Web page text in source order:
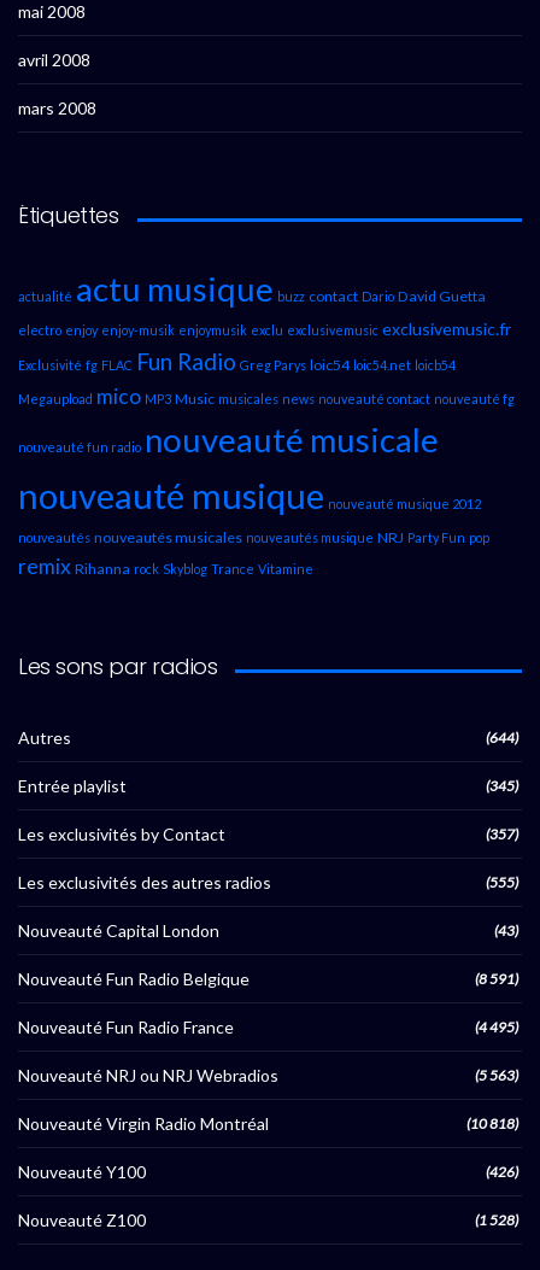
mai 2008
avril 2008
mars 2008
Étiquettes
actualité actu musique buzz contact Dario David Guetta
electro enjoy enjoy-musik enjoymusik exclu exclusivemusic exclusivemusic.fr
Exclusivité fg FLAC Fun Radio Greg Parys loic54 loic54.net loicb54
Megaupload mico MP3 Music musicales news nouveauté contact nouveauté fg
nouveauté fun radio nouveauté musicale
nouveauté musique nouveauté musique 2012
nouveautés nouveautés musicales nouveautés musique NRJ Party Fun pop
remix Rihanna rock Skyblog Trance Vitamine
Les sons par radios
Autres (644)
Entrée playlist (345)
Les exclusivités by Contact (357)
Les exclusivités des autres radios (555)
Nouveauté Capital London (43)
Nouveauté Fun Radio Belgique (8 591)
Nouveauté Fun Radio France (4 495)
Nouveauté NRJ ou NRJ Webradios (5 563)
Nouveauté Virgin Radio Montréal (10 818)
Nouveauté Y100 (426)
Nouveauté Z100 (1 528)